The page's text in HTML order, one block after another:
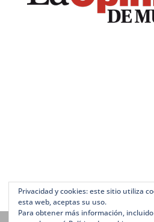
Privacidad y cookies: este sitio utiliza
esta web, aceptas su uso.
Para obtener más información,